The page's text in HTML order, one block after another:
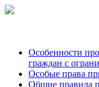
Особенности
граждан с
Особые права
Общие правила